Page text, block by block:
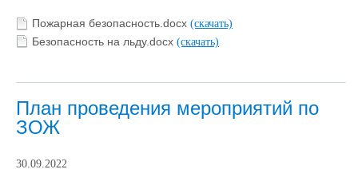
Пожарная безопасность.docx (скачать)
Безопасность на льду.docx (скачать)
План проведения мероприятий по
ЗОЖ
30.09.2022